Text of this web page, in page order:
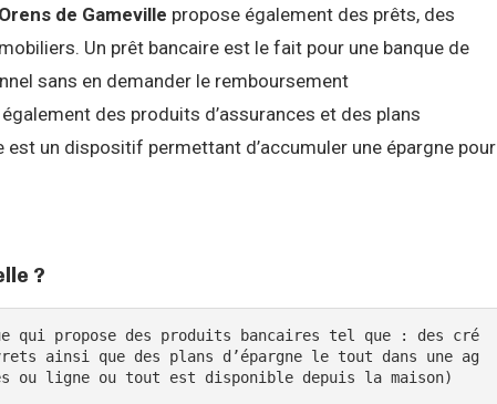
de Gameville propose également des prêts, des
Un prêt bancaire est le fait pour une banque de
sans en demander le remboursement
des produits d’assurances et des plans
est un dispositif permettant d’accumuler une épargne pour
?
qui propose des produits bancaires tel que : des cré
ainsi que des plans d’épargne le tout dans une ag
ou ligne ou tout est disponible depuis la maison)